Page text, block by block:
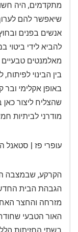
מתקדמים, היה
שיאפשר להם
אנשים בפנים
להביא לידי ביטוי
מאלמנטים
בין הבינוי
באופן אקלימי ובר
שהצליח ליצור כאן
מודרני לביתיות
עופרי פז | סטאנל
הקרקע, שבמצבה
הגבהת הבית
מזרחה והחצר
האור הטבעי